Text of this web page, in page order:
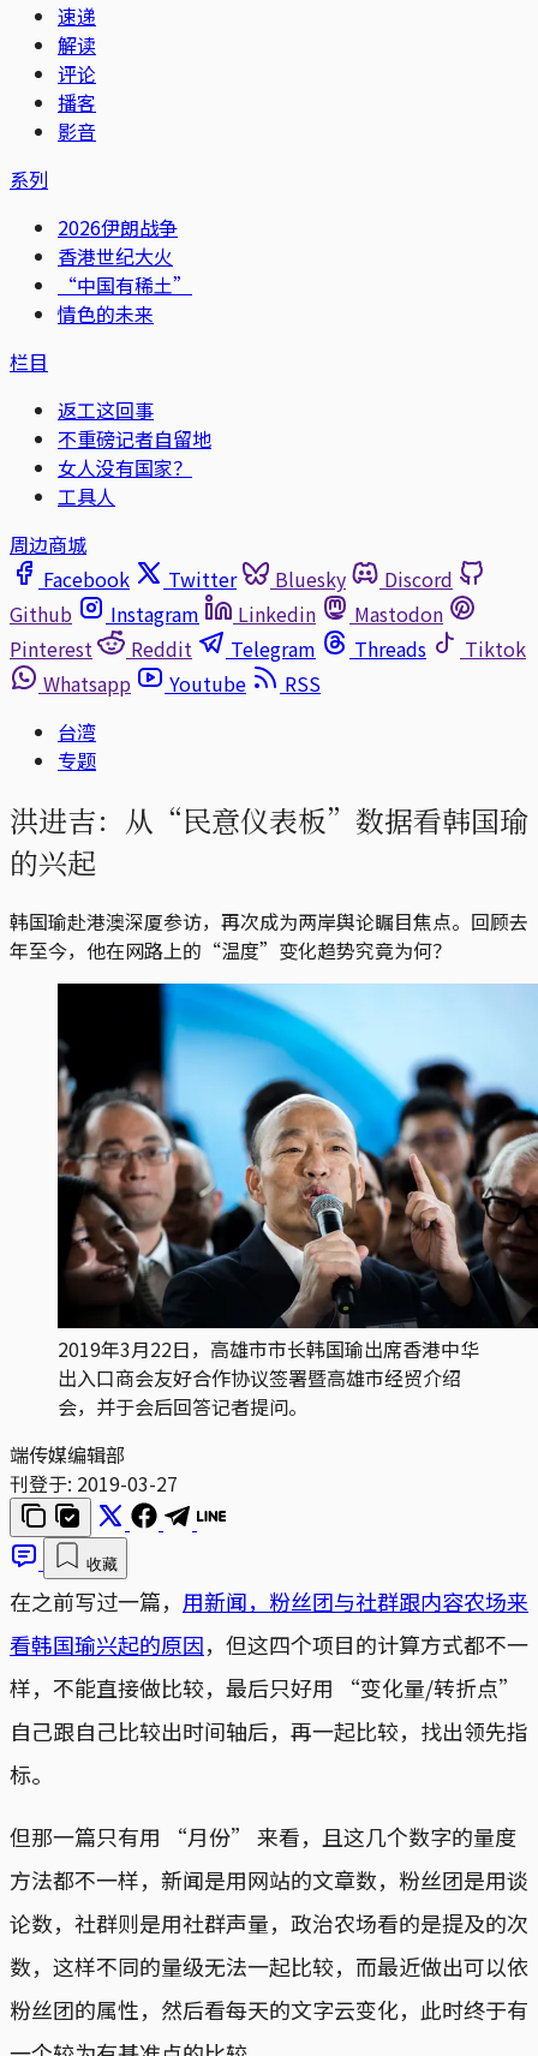
速递
解读
评论
播客
影音
系列
2026伊朗战争
香港世纪大火
“中国有稀土”
情色的未来
栏目
返工这回事
不重磅记者自留地
女人没有国家？
工具人
周边商城
Facebook
Twitter Bluesky
Discord
Github
Instagram Linkedin
Mastodon
Pinterest
Reddit Telegram Threads
Tiktok
Whatsapp
Youtube
RSS
台湾
专题
洪进吉：从“民意仪表板”数据看韩国瑜
的兴起
韩国瑜赴港澳深厦参访，再次成为两岸舆论瞩目焦点。回顾去
年至今，他在网路上的“温度”变化趋势究竟为何？
2019年3月22日，高雄市市长韩国瑜出席香港中华
出入口商会友好合作协议签署暨高雄市经贸介绍
会，并于会后回答记者提问。
端传媒编辑部
刊登于: 2019-03-27
收藏
在之前写过一篇， 用新闻，粉丝团与社群跟内容农场来
看韩国瑜兴起的原因，但这四个项目的计算方式都不一
样，不能直接做比较，最后只好用 “变化量/转折点”
自己跟自己比较出时间轴后，再一起比较，找出领先指
标。
但那一篇只有用 “月份” 来看，且这几个数字的量度
方法都不一样，新闻是用网站的文章数，粉丝团是用谈
论数，社群则是用社群声量，政治农场看的是提及的次
数，这样不同的量级无法一起比较，而最近做出可以依
粉丝团的属性，然后看每天的文字云变化，此时终于有